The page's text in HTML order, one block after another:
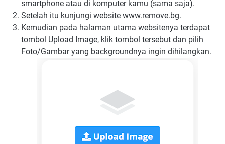
smartphone atau di komputer kamu (sama saja).
Setelah itu kunjungi website www.remove.bg.
Kemudian pada halaman utama websitenya terdapat
tombol Upload Image, klik tombol tersebut dan pilih
Foto/Gambar yang backgroundnya ingin dihilangkan.